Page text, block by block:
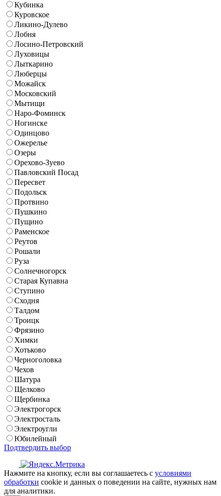
Кубинка
Куровское
Ликино-Дулево
Лобня
Лосино-Петровский
Луховицы
Лыткарино
Люберцы
Можайск
Московский
Мытищи
Наро-Фоминск
Ногинске
Одинцово
Ожерелье
Озеры
Орехово-Зуево
Павловский Посад
Пересвет
Подольск
Протвино
Пушкино
Пущино
Раменское
Реутов
Рошали
Руза
Солнечногорск
Старая Купавна
Ступино
Сходня
Талдом
Троицк
Фрязино
Химки
Хотьково
Черноголовка
Чехов
Шатура
Щелково
Щербинка
Электрогорск
Электросталь
Электроугли
Юбилейный
Подтвердить выбор
Нажмите на кнопку, если вы соглашаетесь с условиями
обработки cookie и данных о поведении на сайте, нужных нам
для аналитики.